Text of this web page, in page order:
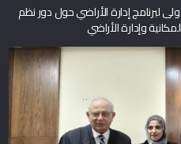
لبرنامج إدارة الأراضي حول دور نظم
وإدارة الأراضي